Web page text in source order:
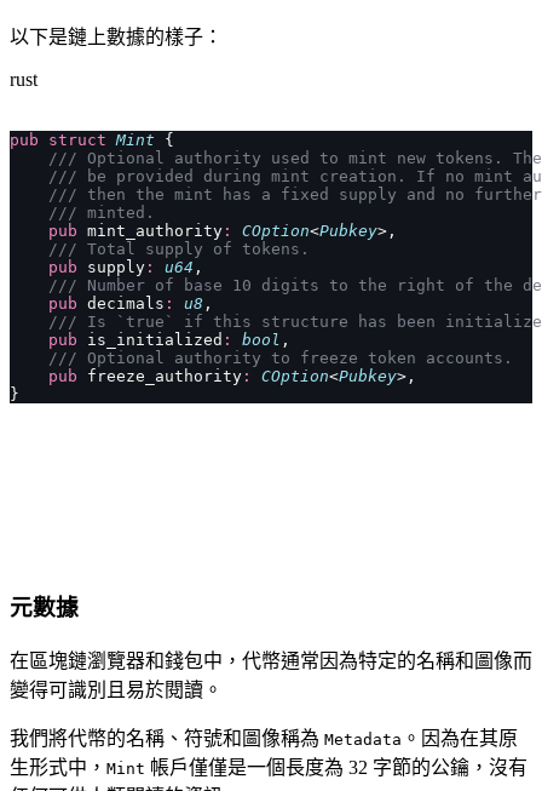
以下是鏈上數據的樣子：
rust
pub struct Mint {
/// Optional authority used to mint new tokens.
/// be provided during mint creation. If no mint
/// then the mint has a fixed supply and no
    /// minted.
    pub
mint_authority : COption<Pubkey>,
    /// Total supply of tokens.
    pub
supply : u64 ,
/// Number of base 10 digits to the right of the
    pub
decimals : u8 ,
/// Is `true` if this structure has been
    pub
is_initialized : bool ,
    /// Optional authority to freeze token accounts.
    pub
freeze_authority : COption<Pubkey>,
}
元數據
在區塊鏈瀏覽器和錢包中，代幣通常因為特定的名稱和圖像而
變得可識別且易於閱讀。
我們將代幣的名稱、符號和圖像稱為 Metadata 。因為在其原
生形式中， Mint 帳戶僅僅是一個長度為 32 字節的公鑰，沒有